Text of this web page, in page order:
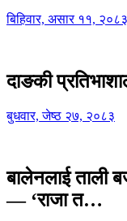
बिहिवार, असार ११, २०८३
दाङकी
बुधवार, जेष्ठ २७, २०८३
बालेनलाई ताली
— ‘राजा त…